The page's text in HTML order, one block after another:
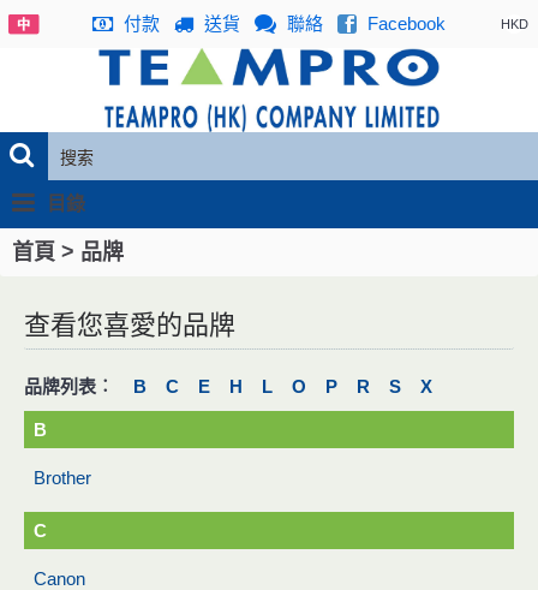
HKD
付款 送貨 聯絡 Facebook
目錄
首頁 > 品牌
查看您喜愛的品牌
品牌列表︰ B C E H L O P R S X
B
Brother
C
Canon